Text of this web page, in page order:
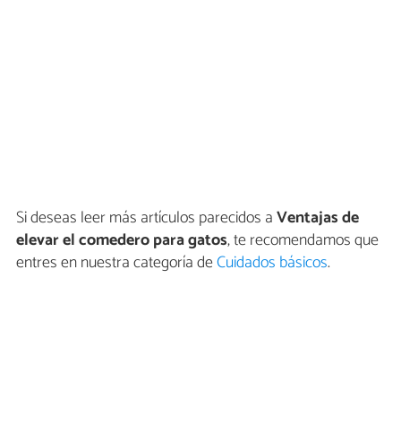
Si deseas leer más artículos parecidos aVentajas de
elevar el comedero para gatos, te recomendamos que
entres en nuestra categoría deCuidados básicos.